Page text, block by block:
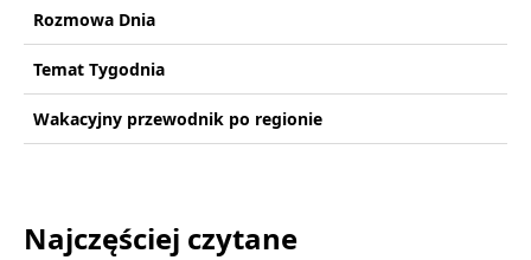
Rozmowa Dnia
Temat Tygodnia
Wakacyjny przewodnik po regionie
Najczęściej czytane